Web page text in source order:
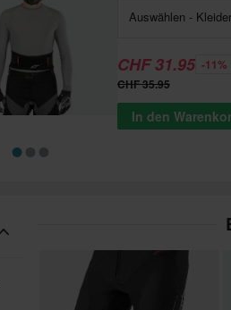
Auswählen -
CHF 31.95 -11%
CHF 35.95
In den